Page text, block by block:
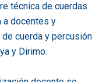
técnica de cuerdas
a docentes y
cuerda y percusión
y Dirimo.